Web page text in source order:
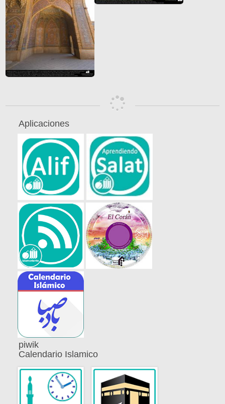
Aplicaciones
piwik
Calendario Islamico